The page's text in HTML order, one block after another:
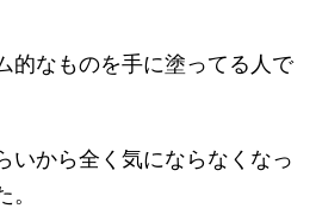
的なものを手に塗ってる人で
いから全く気にならなくなっ